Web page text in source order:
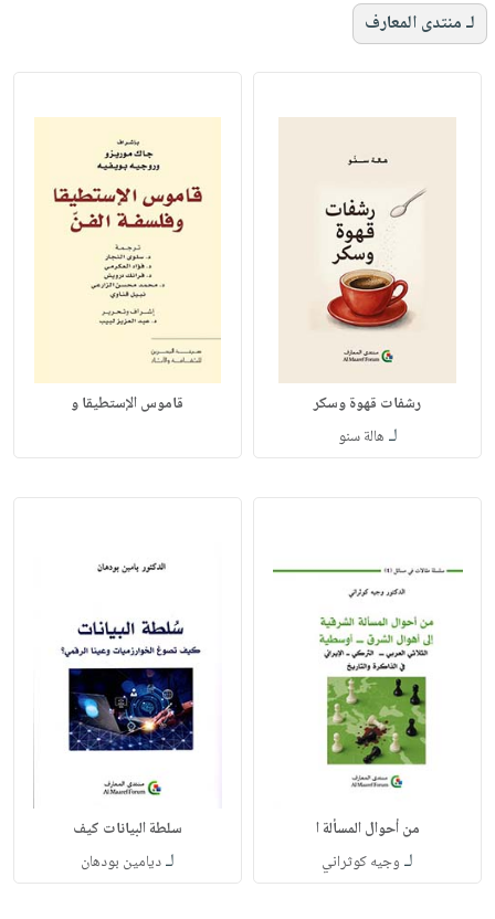
لـ منتدى المعارف
رشفات قهوة وسكر
لـ هالة سنو
قاموس الإستطيقا و
من أحوال المسألة ا
لـ وجيه كوثراني
سلطة البيانات كيف
لـديامين بودهان